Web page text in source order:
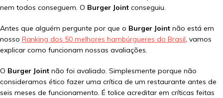
nem todos conseguem. O Burger Joint conseguiu.
Antes que alguém pergunte por que o Burger Joint não está em
nosso Ranking dos 50 melhores hambúrgueres do Brasil, vamos
explicar como funcionam nossas avaliações.
O Burger Joint não foi avaliado. Simplesmente porque não
consideramos ético fazer uma crítica de um restaurante antes de
seis meses de funcionamento. É tolice acreditar em críticas feitas